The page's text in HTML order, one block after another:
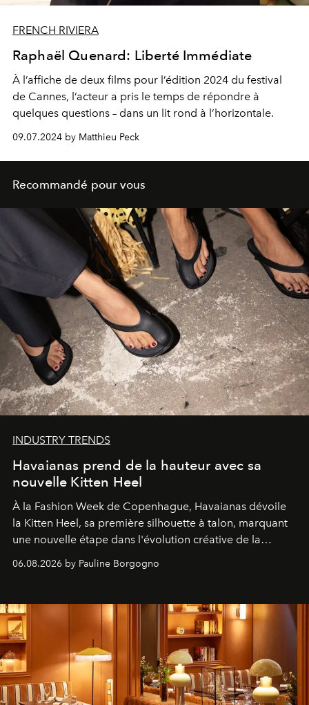
FRENCH RIVIERA
Raphaël Quenard: Liberté Immédiate
À l’affiche de deux films pour l’édition 2024 du festival
de Cannes, l’acteur a pris le temps de répondre à
quelques questions – dans un lit rond à l’horizontale.
09.07.2024 by Matthieu Peck
Recommandé pour vous
INDUSTRY TRENDS
Havaianas prend de la hauteur avec sa
nouvelle Kitten Heel
À la Fashion Week de Copenhague, Havaianas dévoile
la Kitten Heel, sa première silhouette à talon, marquant
une nouvelle étape dans l'évolution créative de la
06.08.2026 by Pauline Borgogno